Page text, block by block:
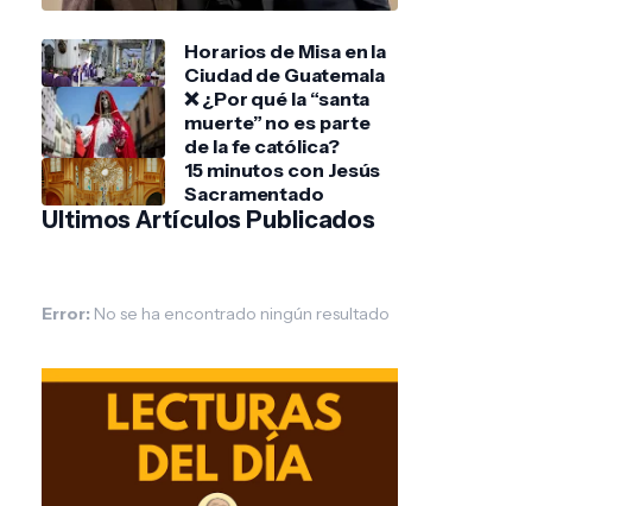
Horarios de Misa en la
Ciudad de Guatemala
❌ ¿Por qué la “santa
muerte” no es parte
de la fe católica?
15 minutos con Jesús
Sacramentado
Ultimos Artículos Publicados
Error: No se ha encontrado ningún resultado